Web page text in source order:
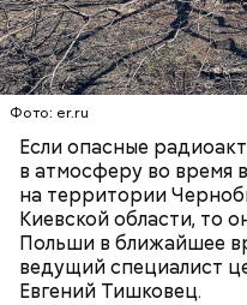
Фото: er.ru
Если опасные
в атмосферу во время
на территории
Киевской области, то
Польши в ближайшее
ведущий специалист
Евгений Тишковец.
Он также уточнил, что
шансов выжить, если
Ни один метод и
стрессовой ситуации
обитателя больше
выносливости, так и по
— Таких деревень
вообще отдельный
заметил он.